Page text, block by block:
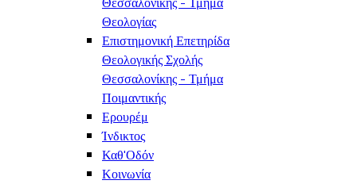
Θεολογίας
Επιστημονική Επετηρίδα
Θεολογικής Σχολής
Θεσσαλονίκης - Τμήμα
Ποιμαντικής
Ερουρέμ
Ίνδικτος
Καθ'Οδόν
Κοινωνία